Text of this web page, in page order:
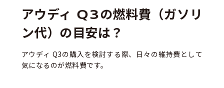
アウディ Q3の燃料費（ガソリ
ン代）の目安は？
アウディ Q3の購入を検討する際、日々の維持費として
気になるのが燃料費です。